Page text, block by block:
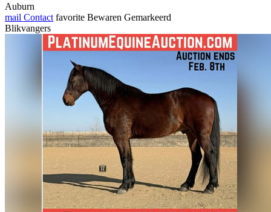
Auburn
mail Contact favorite Bewaren Gemarkeerd
Blikvangers